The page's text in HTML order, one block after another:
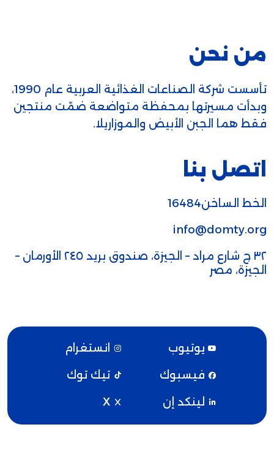
من نحن
تأسست شركة الصناعات الغذائية العربية عام 1990،
وبدأت مسيرتها بمحفظة متواضعة ضمّت منتجين
فقط هما الجبن الأبيض والموزاريلا.
اتصل بنا
الخط الساخن16484
info@domty.org
٣٢ ج شارع مراد – الجيزة، صندوق بريد ٢٤٥ الأورمان –
الجيزة، مصر
يوتيوب
انستغرام
فيسبوك
تيك توك
لينكد إن
X